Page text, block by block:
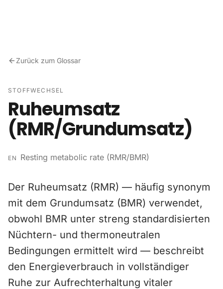
Zurück zum Glossar
STOFFWECHSEL
Ruheumsatz
(RMR/Grundumsatz)
EN Resting metabolic rate (RMR/BMR)
Der Ruheumsatz (RMR) — häufig synonym
mit dem Grundumsatz (BMR) verwendet,
obwohl BMR unter streng standardisierten
Nüchtern- und thermoneutralen
Bedingungen ermittelt wird — beschreibt
den Energieverbrauch in vollständiger
Ruhe zur Aufrechterhaltung vitaler